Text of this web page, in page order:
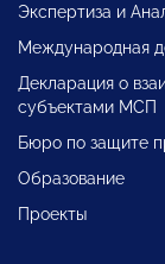
Экспертиза и
Международная
Декларация о
субъектами МСП
Бюро по защите
Образование
Проекты